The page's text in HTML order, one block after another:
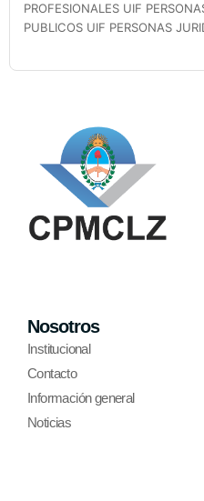
PROFESIONALES UIF
PUBLICOS UIF PERSONAS
Nosotros
Institucional
Contacto
Información general
Noticias